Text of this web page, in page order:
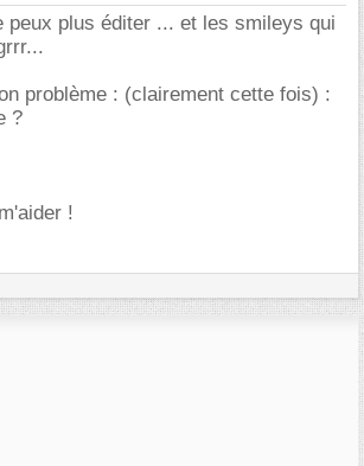
peux plus éditer ... et les smileys qui
problème : (clairement cette fois) :
?
!